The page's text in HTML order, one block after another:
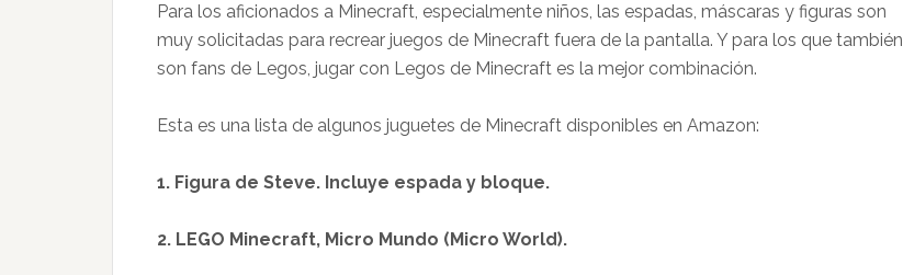
Para los aficionados a Minecraft, especialmente niños, las espadas, máscaras y figuras son
muy solicitadas para recrear juegos de Minecraft fuera de la pantalla. Y para los que también
son fans de Legos, jugar con Legos de Minecraft es la mejor combinación.
Esta es una lista de algunos juguetes de Minecraft disponibles en Amazon:
1. Figura de Steve. Incluye espada y bloque.
2. LEGO Minecraft, Micro Mundo (Micro World).